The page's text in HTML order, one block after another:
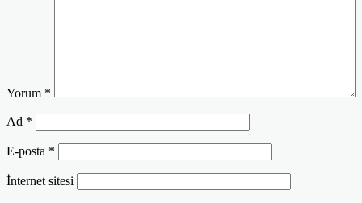
Yorum *
Ad *
E-posta *
İnternet sitesi